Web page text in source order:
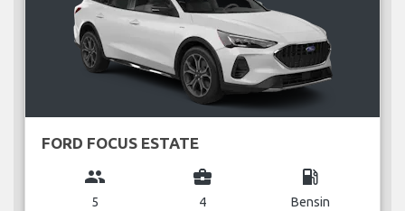
FORD FOCUS ESTATE
group
5
business_center
4
local_gas_station
Bensin